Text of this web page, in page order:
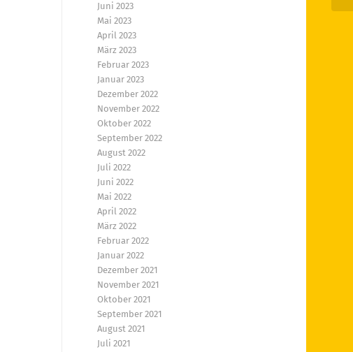
Juni 2023
Mai 2023
April 2023
März 2023
Februar 2023
Januar 2023
Dezember 2022
November 2022
Oktober 2022
September 2022
August 2022
Juli 2022
Juni 2022
Mai 2022
April 2022
März 2022
Februar 2022
Januar 2022
Dezember 2021
November 2021
Oktober 2021
September 2021
August 2021
Juli 2021